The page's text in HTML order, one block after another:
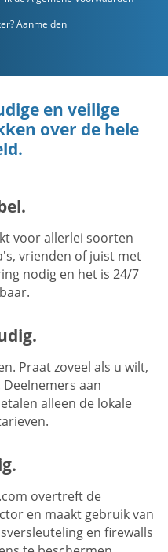
Aanmelden
en veilige
over de hele
voor allerlei soorten
vrienden of juist met
nodig en het is 24/7
Praat zoveel als u wilt,
Deelnemers aan
alleen de lokale
overtreft de
en maakt gebruik van
en firewalls